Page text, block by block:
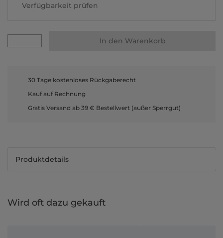
Verfügbarkeit prüfen
In den Warenkorb
30 Tage kostenloses Rückgaberecht
Kauf auf Rechnung
Gratis Versand ab 39 € Bestellwert (außer Sperrgut)
Produktdetails
Wird oft dazu gekauft